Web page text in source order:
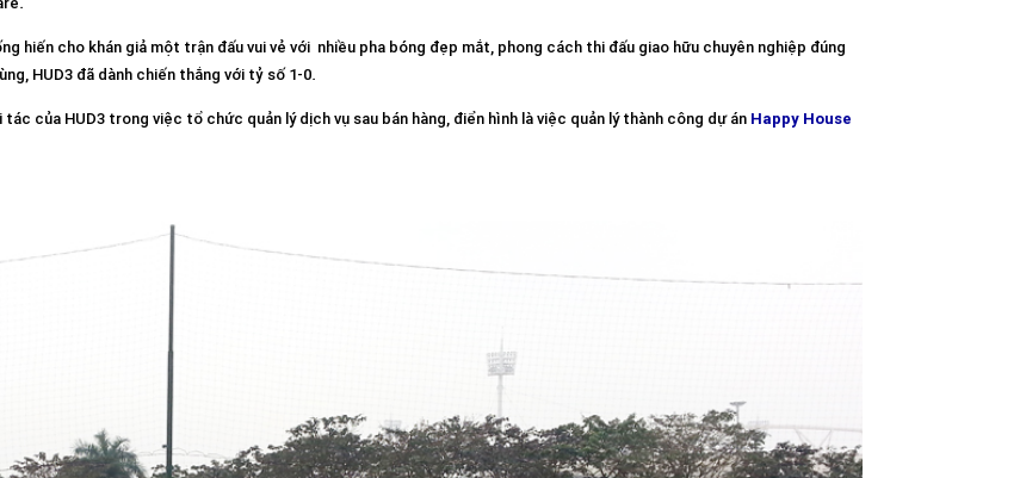
hiến cho khán giả một trận đấu vui vẻ với nhiều pha bóng đẹp mắt, phong cách thi đấu giao hữu chuyên nghiệp đúng
HUD3 đã dành chiến thắng với tỷ số 1-0.
của HUD3 trong việc tổ chức quản lý dịch vụ sau bán hàng, điển hình là việc quản lý thành công dự án Happy House